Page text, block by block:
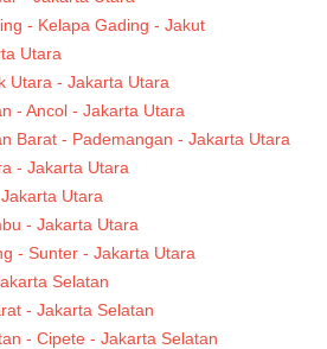
- Kelapa Gading - Jakut
Utara
Utara - Jakarta Utara
- Ancol - Jakarta Utara
Barat - Pademangan - Jakarta Utara
- Jakarta Utara
Utara
- Jakarta Utara
- Sunter - Jakarta Utara
Selatan
- Jakarta Selatan
- Cipete - Jakarta Selatan